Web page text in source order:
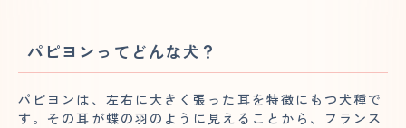
パピヨンってどんな犬？
パピヨンは、左右に大きく張った耳を特徴にもつ犬種で
す。その耳が蝶の羽のように見えることから、フランス